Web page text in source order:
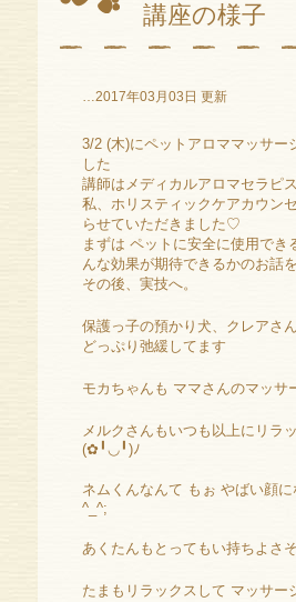
講座の様子
…2017年03月03日 更新
3/2 (木)にペットアロママッサー
した
講師はメディカルアロマセラピ
私、ホリスティックケアカウン
らせていただきました♡
まずは ペットに安全に使用でき
んな効果が期待できるかのお話
その後、実技へ。
保護っ子の預かり犬、クレアさん
どっぷり弛緩してます
モカちゃんも ママさんのマッ
メルクさんもいつも以上にリラ
(✿╹◡╹)ﾉ
ネムくんなんて もぉ やばい顔
^_^;
あくたんもとってもい持ちよさ
たまもリラックスして マッサー